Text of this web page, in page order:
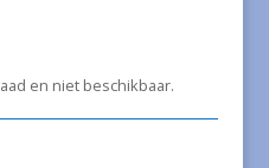
en niet beschikbaar.